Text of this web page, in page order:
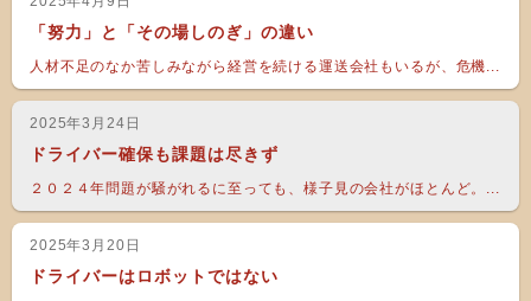
「努力」と「その場しのぎ」の違い
人材不足のなか苦しみながら経営を続ける運送会社もいるが、危機...
2025年3月24日
ドライバー確保も課題は尽きず
２０２４年問題が騒がれるに至っても、様子見の会社がほとんど。...
2025年3月20日
ドライバーはロボットではない